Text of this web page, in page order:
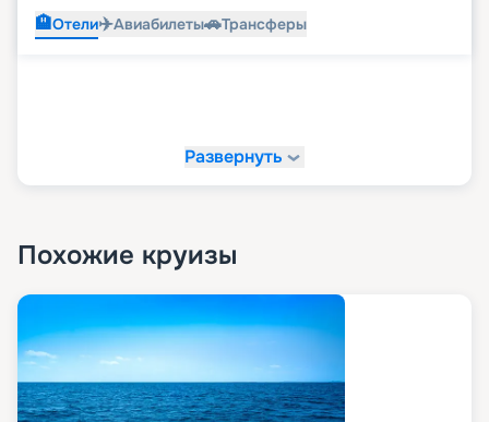
🏨Отели✈️Авиабилеты🚗Трансферы
Развернуть
Похожие круизы